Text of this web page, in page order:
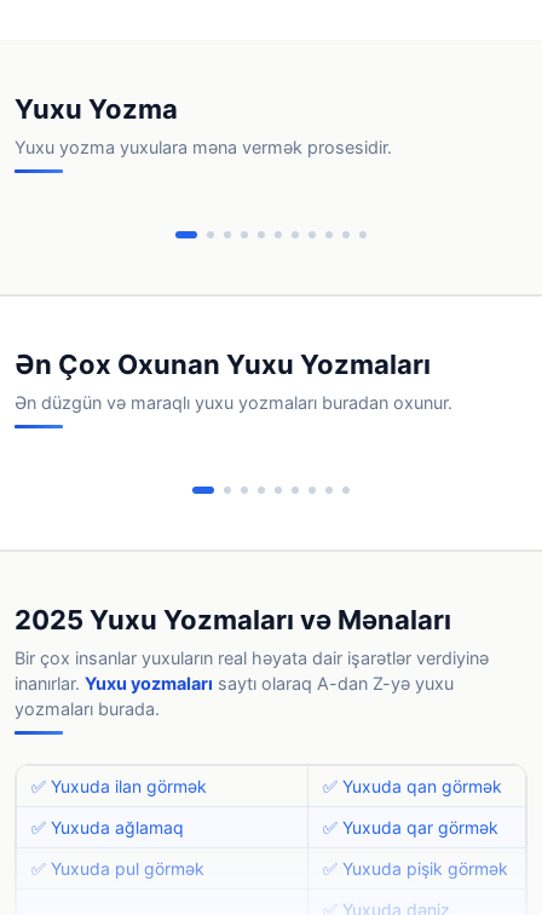
Yuxu Yozma
Yuxu yozma yuxulara məna vermək prosesidir.
Yuxuda ginekoloq
gormek
Ən Çox Oxunan Yuxu Yozmaları
Ən düzgün və maraqlı yuxu yozmaları buradan oxunur.
Yuxuda cinsi əlaqədə
olmaq
Yuxuda oğlan uşağı
2025 Yuxu Yozmaları və Mənaları
Bir çox insanlar yuxuların real həyata dair işarətlər verdiyinə
inanırlar. Yuxu yozmaları saytı olaraq A-dan Z-yə yuxu
yozmaları burada.
✅ Yuxuda ilan görmək
✅ Yuxuda qan görmək
✅ Yuxuda ağlamaq
✅ Yuxuda qar görmək
✅ Yuxuda pul görmək
✅ Yuxuda pişik görmək
✅ Yuxuda dəniz